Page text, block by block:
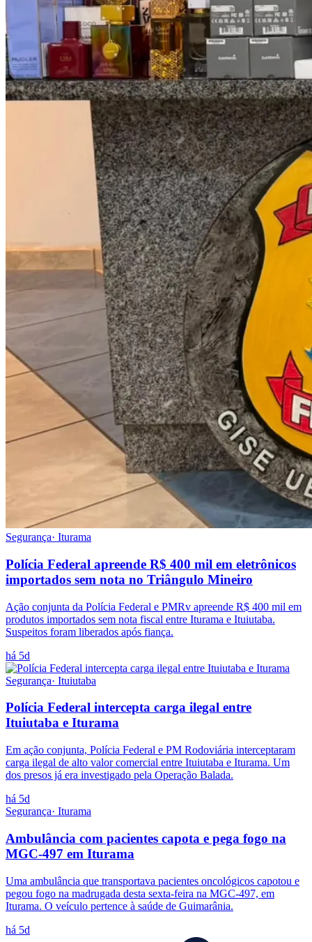
Segurança· Iturama
Polícia Federal apreende R$ 400 mil em eletrônicos
importados sem nota no Triângulo Mineiro
Ação conjunta da Polícia Federal e PMRv apreende R$ 400 mil em
produtos importados sem nota fiscal entre Iturama e Ituiutaba.
Suspeitos foram liberados após fiança.
há 5d
Segurança· Ituiutaba
Polícia Federal intercepta carga ilegal entre
Ituiutaba e Iturama
Em ação conjunta, Polícia Federal e PM Rodoviária interceptaram
carga ilegal de alto valor comercial entre Ituiutaba e Iturama. Um
dos presos já era investigado pela Operação Balada.
há 5d
Segurança· Iturama
Ambulância com pacientes capota e pega fogo na
MGC-497 em Iturama
Uma ambulância que transportava pacientes oncológicos capotou e
pegou fogo na madrugada desta sexta-feira na MGC-497, em
Iturama. O veículo pertence à saúde de Guimarânia.
há 5d